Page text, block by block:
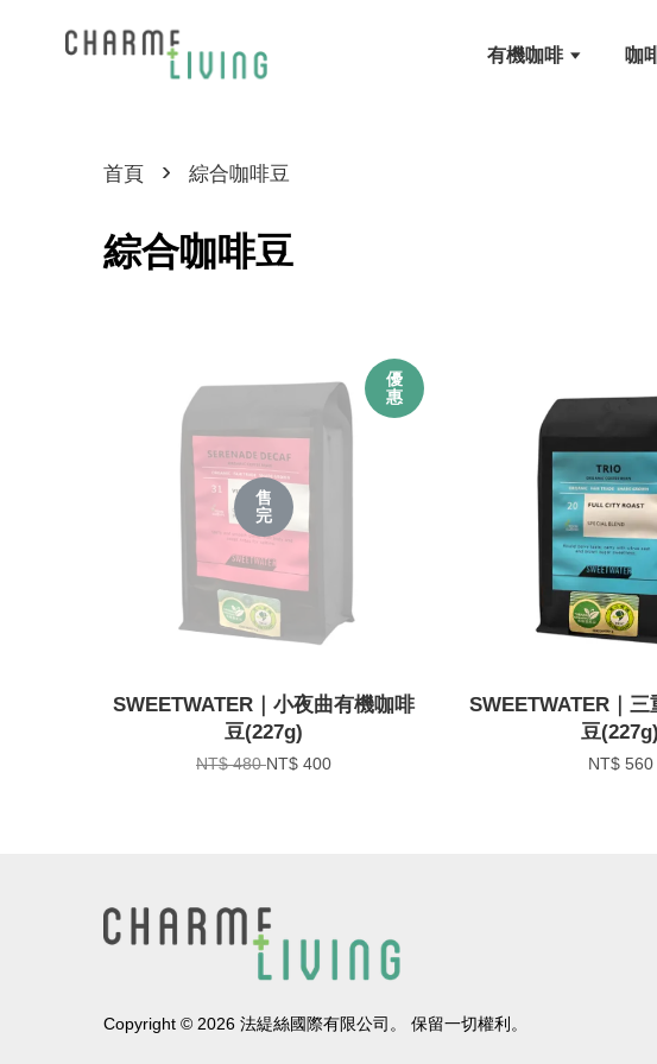
有機咖啡 咖
首頁 › 綜合咖啡豆
綜合咖啡豆
優
惠
售
完
SWEETWATER｜小夜曲有機咖啡
豆(227g)
NT$ 480NT$ 400
SWEETWATER｜
豆(227g)
NT$ 560
Copyright © 2026 法緹絲國際有限公司。 保留一切權利。